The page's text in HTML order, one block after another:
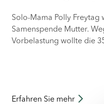
Solo-Mama Polly
Samenspende Mutter.
Vorbelastung wollte die
Erfahren Sie mehr